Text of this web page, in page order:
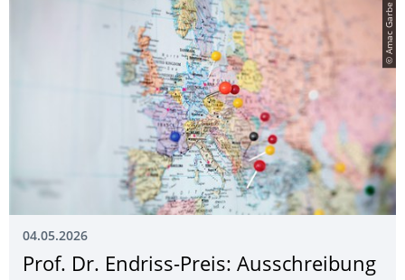
© Amac Garbe
04.05.2026
Prof. Dr. Endriss-Preis: Ausschreibung